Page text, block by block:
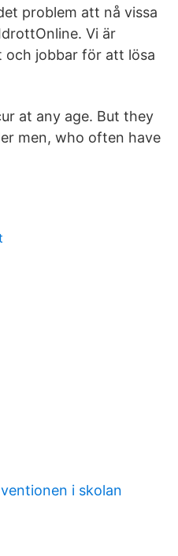
problem att nå vissa
Vi är
och jobbar för att lösa
at any age. But they
men, who often have
i skolan